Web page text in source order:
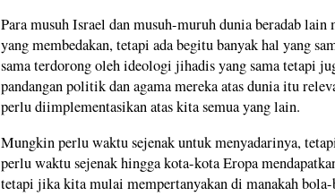
Para musuh Israel dan musuh-muruh dunia beradab lain
yang membedakan, tetapi ada begitu banyak hal yang
sama terdorong oleh ideologi jihadis yang sama tetapi
pandangan politik dan agama mereka atas dunia itu
perlu diimplementasikan atas kita semua yang lain.
Mungkin perlu waktu sejenak untuk menyadarinya,
perlu waktu sejenak hingga kota-kota Eropa
tetapi jika kita mulai mempertanyakan di manakah